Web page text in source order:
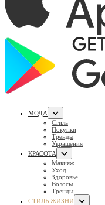
МОДА
Стиль
Покупки
Тренды
Украшения
КРАСОТА
Макияж
Уход
Здоровье
Волосы
Тренды
СТИЛЬ ЖИЗНИ